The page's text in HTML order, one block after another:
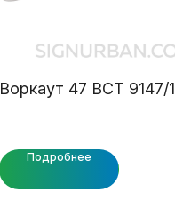
Воркаут 47 ВСТ 9147/1
Подробнее